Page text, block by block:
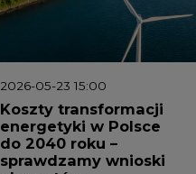
Koszty transformacji
energetyki w Polsce
do 2040 roku –
sprawdzamy wnioski
ekspertów